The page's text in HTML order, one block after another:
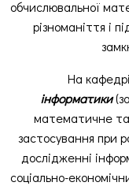
обчислювальної
різноманіття і
На кафедрі
інформатики
математичне
застосування при
дослідженні
соціально-